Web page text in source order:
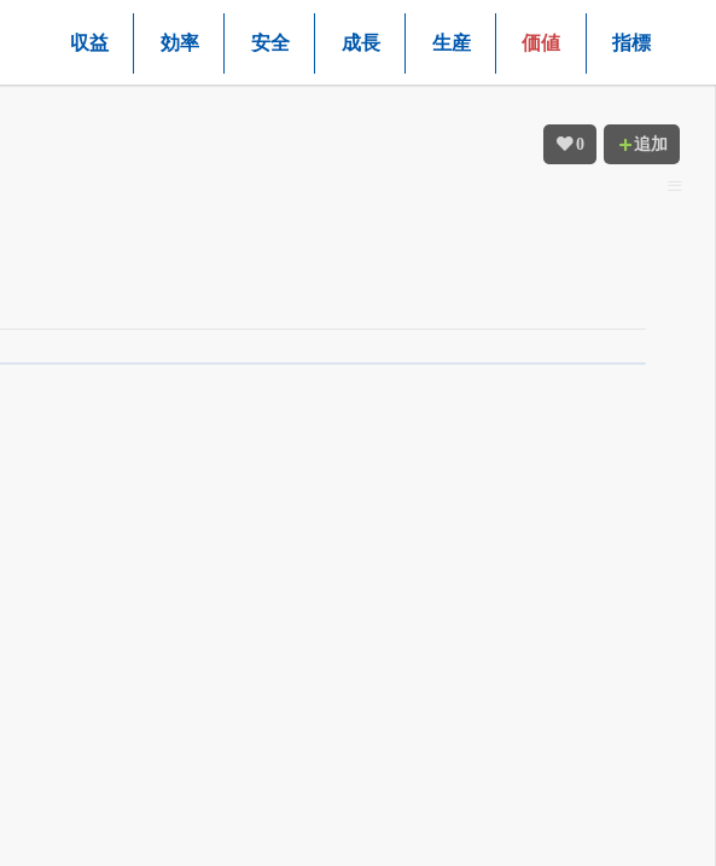
収益 効率 安全 成長 生産 価値 指標
0 追加